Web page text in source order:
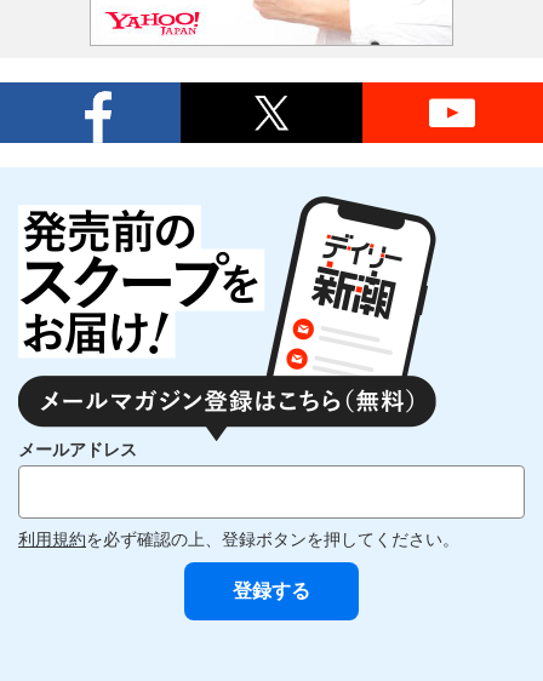
メールアドレス
利用規約を必ず確認の上、登録ボタンを押してください。